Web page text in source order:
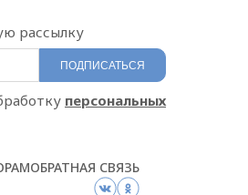
ОБРАТНАЯ СВЯЗЬ
рассылку
ПОДПИСАТЬСЯ
персональных